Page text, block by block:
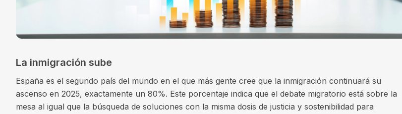
La inmigración sube
España es el segundo país del mundo en el que más gente cree que la inmigración continuará su
ascenso en 2025, exactamente un 80%. Este porcentaje indica que el debate migratorio está sobre la
mesa al igual que la búsqueda de soluciones con la misma dosis de justicia y sostenibilidad para